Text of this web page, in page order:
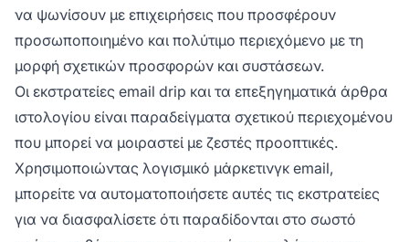
να ψωνίσουν με επιχειρήσεις που προσφέρουν
προσωποποιημένο και πολύτιμο περιεχόμενο με τη
μορφή σχετικών προσφορών και συστάσεων.
Οι εκστρατείες email drip και τα επεξηγηματικά άρθρα
ιστολογίου είναι παραδείγματα σχετικού περιεχομένου
που μπορεί να μοιραστεί με ζεστές προοπτικές.
Χρησιμοποιώντας λογισμικό μάρκετινγκ email,
μπορείτε να αυτοματοποιήσετε αυτές τις εκστρατείες
για να διασφαλίσετε ότι παραδίδονται στο σωστό